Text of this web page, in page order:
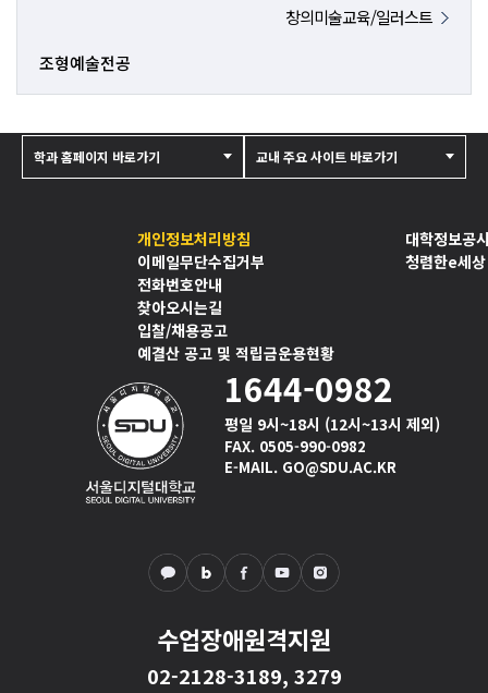
창의미술교육/일러스트
조형예술전공
개인정보처리방침
이메일무단수집거부
전화번호안내
찾아오시는길
입찰/채용공고
예결산 공고 및 적립금운용현황
대학정보공
청렴한e세상
1644-0982
평일 9시~18시 (12시~13시 제외)
FAX. 0505-990-0982
E-MAIL. GO@SDU.AC.KR
수업장애원격지원
02-2128-3189, 3279
학과 홈페이지 바로가기 교내 주요 사이트 바로가기